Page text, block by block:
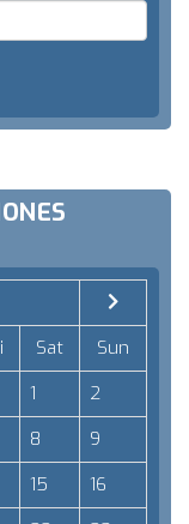
Sat
Sun
1
2
8
9
15
16